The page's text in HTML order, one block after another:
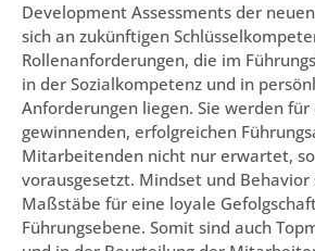
Development Assessments der
sich an zukünftigen
Rollenanforderungen, die im
in der Sozialkompetenz und in
Anforderungen liegen. Sie werden
gewinnenden, erfolgreichen
Mitarbeitenden nicht nur erwartet,
vorausgesetzt. Mindset und Behavior
Maßstäbe für eine loyale
Führungsebene. Somit sind auch